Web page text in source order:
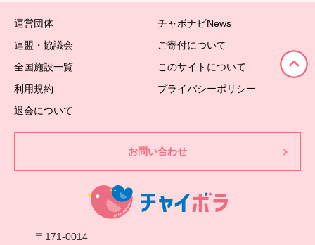
運営団体
チャボナビNews
連盟・協議会
ご寄付について
全国施設一覧
このサイトについて
利用規約
プライバシーポリシー
退会について
お問い合わせ
〒171-0014